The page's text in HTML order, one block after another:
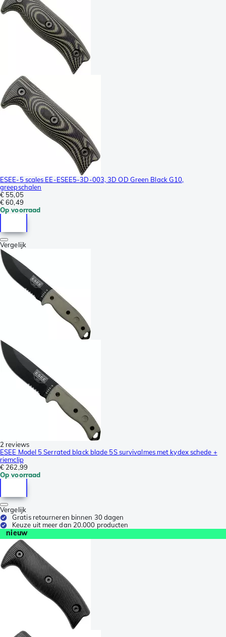
ESEE-5 scales EE-ESEE5-3D-003, 3D OD Green Black G10,
greepschalen
€ 55,05
€ 60,49
Op voorraad
Vergelijk
2 reviews
ESEE Model 5 Serrated black blade 5S survivalmes met kydex schede +
riemclip
€ 262,99
Op voorraad
Vergelijk
Gratis retourneren binnen 30 dagen
Keuze uit meer dan 20.000 producten
nieuw